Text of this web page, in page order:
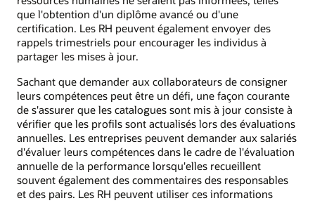
que l'obtention d'un diplôme avancé ou d'une
certification. Les RH peuvent également envoyer des
rappels trimestriels pour encourager les individus à
partager les mises à jour.
Sachant que demander aux collaborateurs de consigner
leurs compétences peut être un défi, une façon courante
de s'assurer que les catalogues sont mis à jour consiste à
vérifier que les profils sont actualisés lors des évaluations
annuelles. Les entreprises peuvent demander aux salariés
d'évaluer leurs compétences dans le cadre de l'évaluation
annuelle de la performance lorsqu'elles recueillent
souvent également des commentaires des responsables
et des pairs. Les RH peuvent utiliser ces informations